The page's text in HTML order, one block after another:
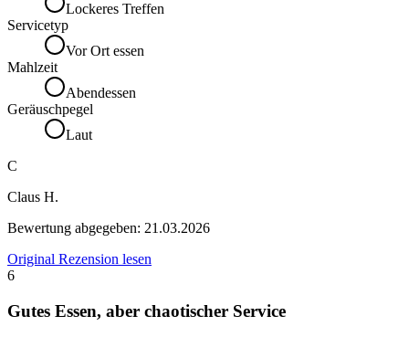
Lockeres Treffen
Servicetyp
Vor Ort essen
Mahlzeit
Abendessen
Geräuschpegel
Laut
C
Claus H.
Bewertung abgegeben: 21.03.2026
Original Rezension lesen
6
Gutes Essen, aber chaotischer Service